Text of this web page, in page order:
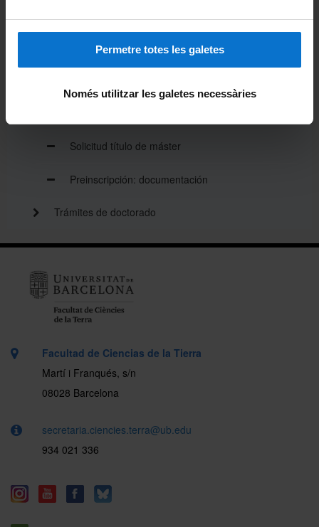
Permetre totes les galetes
Només utilitzar les galetes necessàries
Prácticas máster
Solicitud título de máster
Preinscripción: documentación
Trámites de doctorado
Facultad de Ciencias de la Tierra
Martí i Franqués, s/n
08028 Barcelona
secretaria.ciencies.terra@ub.edu
934 021 336